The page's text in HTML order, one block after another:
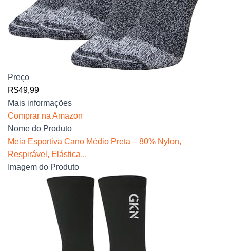
Preço
R$49,99
Mais informações
Comprar na Amazon
Nome do Produto
Meia Esportiva Cano Médio Preta – 80% Nylon,
Respirável, Elástica...
Imagem do Produto